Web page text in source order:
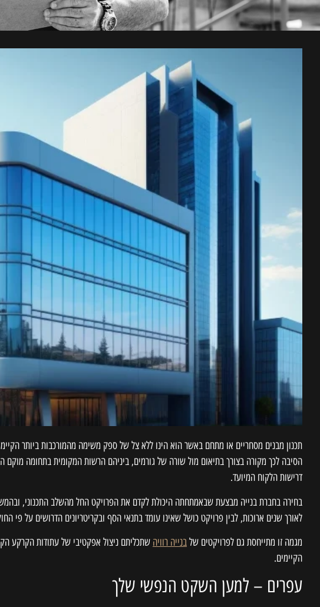
תכנון מבנים מסחריים או מתחם באשר הוא הינו ללא צל של ספק משימה מהמורכבות ביותר
הסיבה לכך מקורה בצורך בתיאום מול שורה של גורמים, ביניהם הרשות המקומית בתחומה
דרישות הלקוח המיועד.
בחירה בחברת בנייה מבצעת שבאמתחתה היכולת לקדם את הפרויקט החל מהשלב התכנוני,
לאורך שנים ארוכות, לבין פרויקט כושל שאינו עומד בתנאי הסף ובקריטריונים הדרושים על פי
מגמה זו מתייחסת גם לפרויקטים שלבנייה רוויה שתכליתם ניצול אפקטיבי של עתודות הקרקע
הקיימים.
עפרים – למען השקט הנפשי שלך